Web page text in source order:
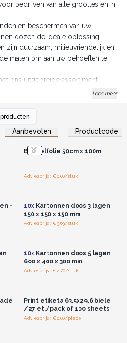
bedrijven van alle groottes en in
en beschermen van uw
dozen de ideale oplossing.
zijn duurzaam, milieuvriendelijk en
maten om aan uw behoeften te
ons uitgebreide assortiment
milieuvriendelijk vloeipapier en
verpakkingspresentatie
naar een hoger niveau te
om ons uitgebreide assortiment
te ontdekken. Als u vragen
u gerust contact opnemen met
klaar om uw
Lees meer
producten
Aanbevolen Productcode
Log in of registreer u voor
groothandelsprijzen.
Bubbelfolie 50cm x 100m
Adviesprijs : €0.00/stuk
-
10xKartonnen doos 3 lagen
150 x 150 x 150 mm
Adviesprijs : €3.63/stuk
10xKartonnen doos 5 lagen
600 x 400 x 300 mm
Adviesprijs : €4.20/stuk
Print etiketa 63,5x29,6 biele
/27 et./pack of 100 sheets
Adviesprijs : €0.00/piece